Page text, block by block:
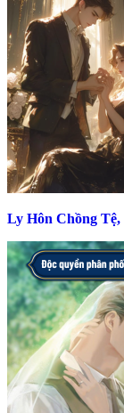
Ly Hôn Chồng